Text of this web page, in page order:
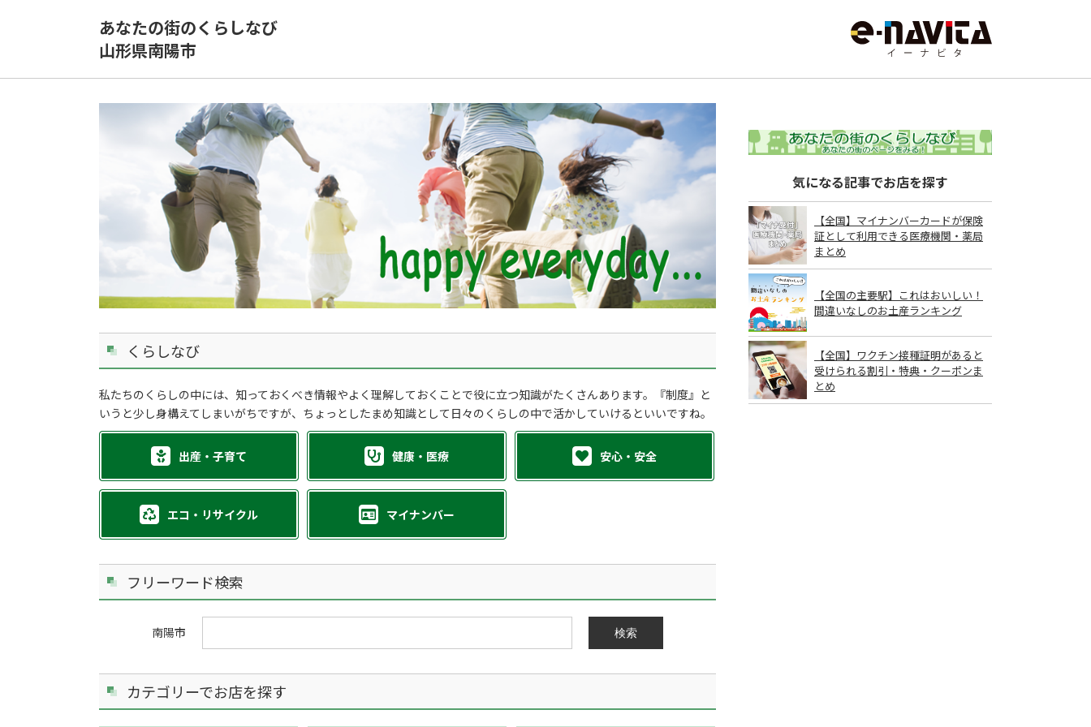
あなたの街のくらしなび
山形県南陽市
くらしなび
私たちのくらしの中には、知っておくべき情報やよく理解しておくことで役に立つ知識がたくさんあります。『制度』と
いうと少し身構えてしまいがちですが、ちょっとしたまめ知識として日々のくらしの中で活かしていけるといいですね。
出産・子育て 健康・医療 安心・安全
エコ・リサイクル マイナンバー
フリーワード検索
南陽市 検索
カテゴリーでお店を探す
気になる記事でお店を探す
【全国】マイナンバーカードが保険
証として利用できる医療機関・薬局
まとめ
【全国の主要駅】これはおいしい！
間違いなしのお土産ランキング
【全国】ワクチン接種証明があると
受けられる割引・特典・クーポンま
とめ